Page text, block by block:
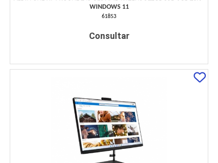
WINDOWS 11
61853
Consultar